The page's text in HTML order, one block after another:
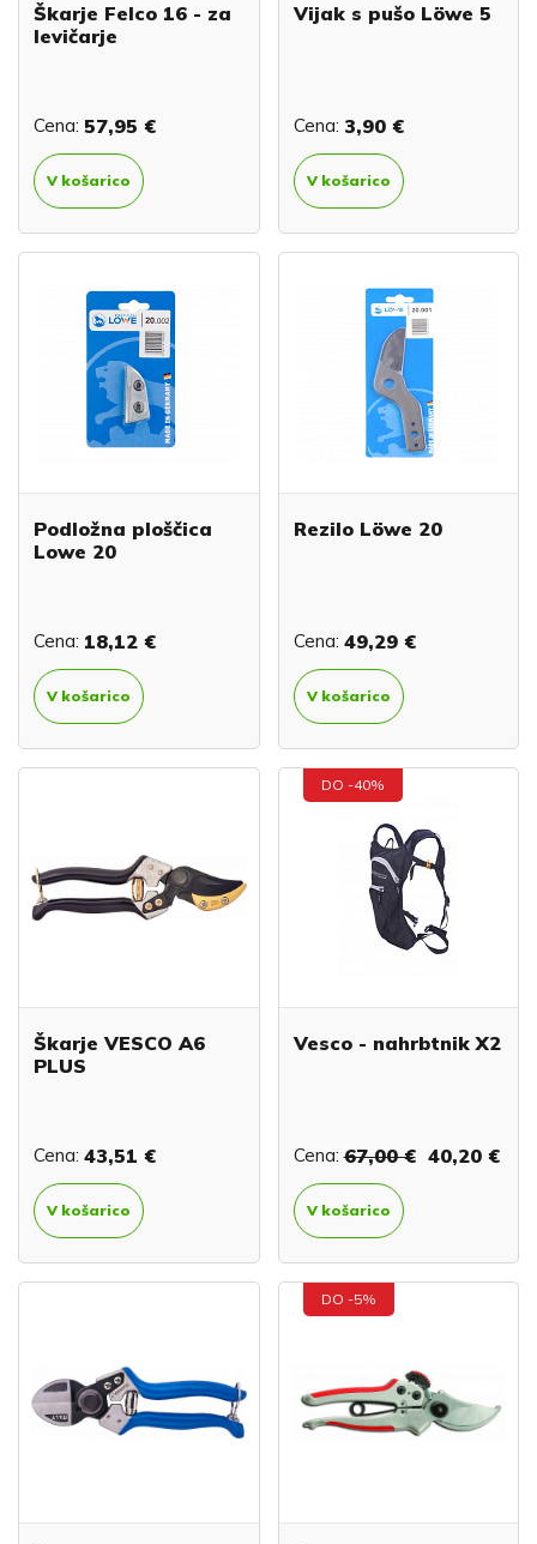
Škarje Felco 16 - za
levičarje
Cena: 57,95 €
V košarico
Vijak s pušo Löwe 5
Cena: 3,90 €
V košarico
Podložna ploščica
Lowe 20
Cena: 18,12 €
V košarico
Rezilo Löwe 20
Cena: 49,29 €
V košarico
Škarje VESCO A6
PLUS
Cena: 43,51 €
V košarico
DO -40%
Vesco - nahrbtnik X2
Cena: 67,00 € 40,20 €
V košarico
DO -5%